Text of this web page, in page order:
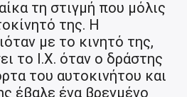
τη στιγμή που μόλις
της. Η
με το κινητό της,
το Ι.Χ. όταν ο δράστης
του αυτοκινήτου και
έβαλε ένα βρεγμένο